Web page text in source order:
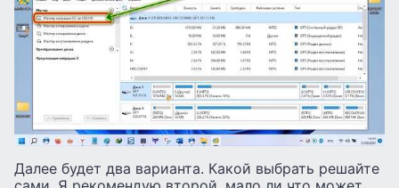
Далее будет два варианта. Какой выбрать решайте